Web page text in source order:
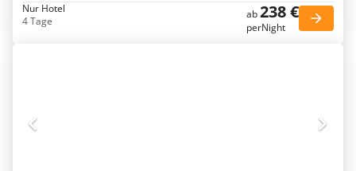
Nur Hotel
4 Tage
ab238 €
perNight